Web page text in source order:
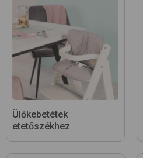
Ülőkebetétek
etetőszékhez